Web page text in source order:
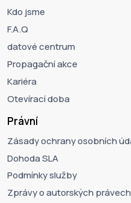
Kdo jsme
F.A.Q
datové centrum
Propagační akce
Kariéra
Otevírací doba
Právní
Zásady ochrany osobních
Dohoda SLA
Podmínky služby
Zprávy o autorských právech